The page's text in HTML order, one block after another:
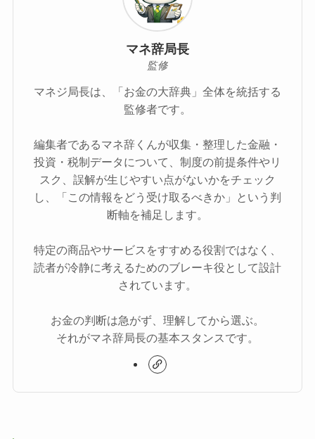
マネ辞局長
監修
マネジ局長は、「お金の大辞典」全体を統括する
監修者です。
編集者であるマネ辞くんが収集・整理した金融・
投資・税制データについて、制度の前提条件やリ
スク、誤解が生じやすい点がないかをチェック
し、「この情報をどう受け取るべきか」という判
断軸を補足します。
特定の商品やサービスをすすめる役割ではなく、
読者が冷静に考えるためのブレーキ役として設計
されています。
お金の判断は急がず、理解してから選ぶ。
それがマネ辞局長の基本スタンスです。